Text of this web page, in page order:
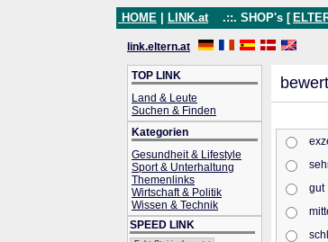
HOME LINK.at .::. SHOP's [
link.eltern.at
TOP LINK
Land & Leute
Suchen & Finden
Kategorien
Gesundheit & Lifestyle
Sport & Unterhaltung
Themenlinks
Wirtschaft & Politik
Wissen & Technik
SPEED LINK
gut